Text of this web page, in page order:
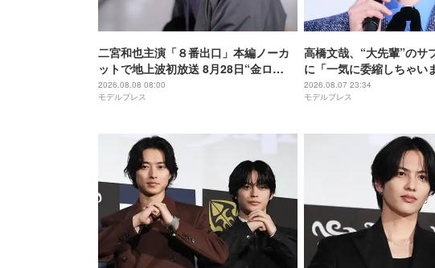
二宮和也主演「８番出口」本編ノーカ
ットで地上波初放送 8月28日“金ロ
ー”枠
2026.08.08 08:00
モデルプレス
高橋文哉、“大先輩”のサ
に「一気に委縮しちゃい
ルーロック】
2026.08.07 23:34
モデルプレス